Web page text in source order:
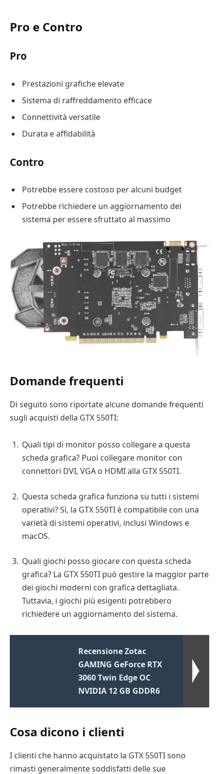
Pro e Contro
Pro
Prestazioni grafiche elevate
Sistema di raffreddamento efficace
Connettività versatile
Durata e affidabilità
Contro
Potrebbe essere costoso per alcuni budget
Potrebbe richiedere un aggiornamento del
sistema per essere sfruttato al massimo
Domande frequenti
Di seguito sono riportate alcune domande frequenti
sugli acquisti della GTX 550TI:
Quali tipi di monitor posso collegare a questa
scheda grafica? Puoi collegare monitor con
connettori DVI, VGA o HDMI alla GTX 550TI.
Questa scheda grafica funziona su tutti i sistemi
operativi? Sì, la GTX 550TI è compatibile con una
varietà di sistemi operativi, inclusi Windows e
macOS.
Quali giochi posso giocare con questa scheda
grafica? La GTX 550TI può gestire la maggior parte
dei giochi moderni con grafica dettagliata.
Tuttavia, i giochi più esigenti potrebbero
richiedere un aggiornamento del sistema.
Recensione Zotac
GAMING GeForce RTX
3060 Twin Edge OC
NVIDIA 12 GB GDDR6
Cosa dicono i clienti
I clienti che hanno acquistato la GTX 550TI sono
rimasti generalmente soddisfatti delle sue